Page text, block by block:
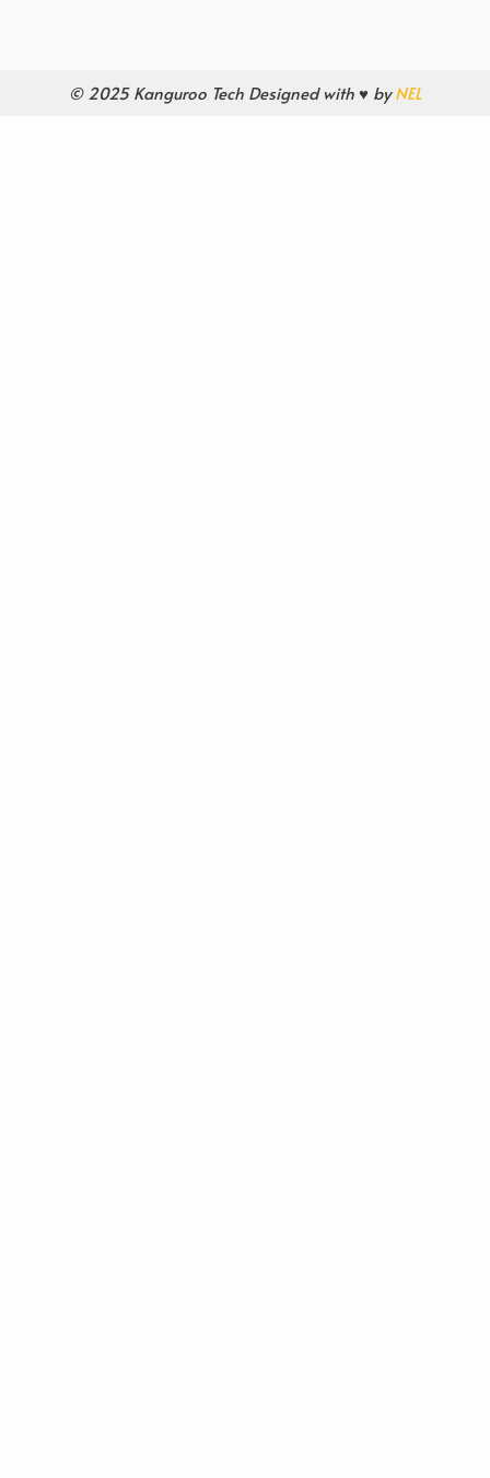
© 2025 Kanguroo Tech Designed with ♥ byNEL